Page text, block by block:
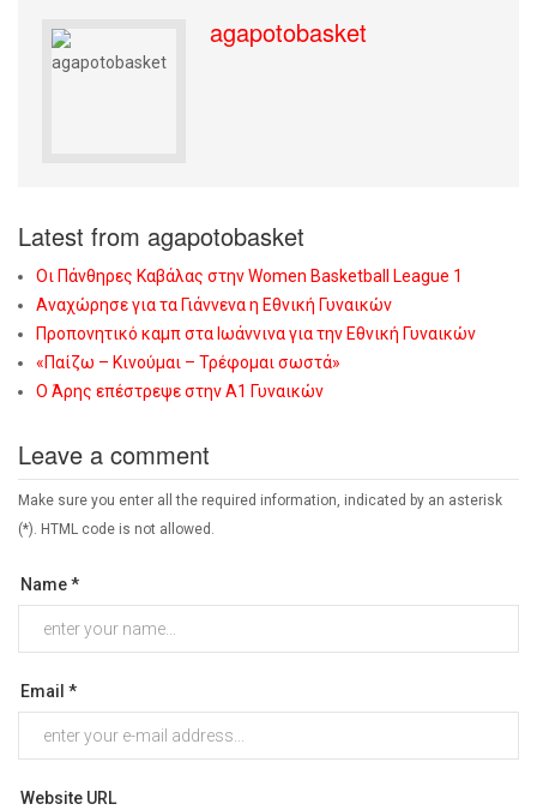
agapotobasket
Latest from agapotobasket
Οι Πάνθηρες Καβάλας στην Women Basketball League 1
Αναχώρησε για τα Γιάννενα η Εθνική Γυναικών
Προπονητικό καμπ στα Ιωάννινα για την Εθνική Γυναικών
«Παίζω – Κινούμαι – Τρέφομαι σωστά»
Ο Άρης επέστρεψε στην Α1 Γυναικών
Leave a comment
Make sure you enter all the required information, indicated by an asterisk
(*). HTML code is not allowed.
Name *
Email *
Website URL